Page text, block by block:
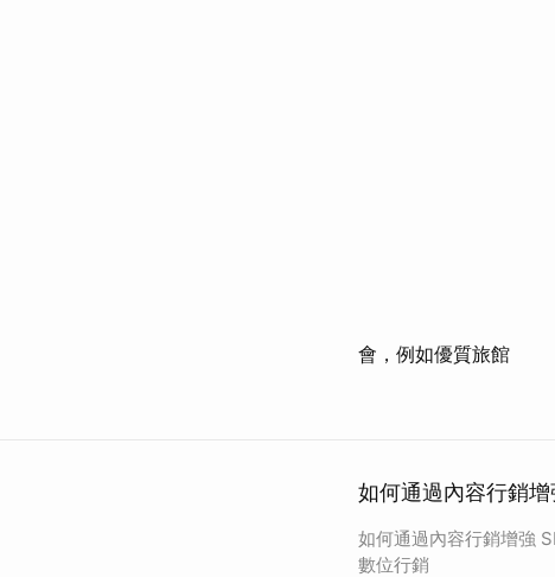
會，例如優質旅館
如何通過內容行銷
如何通過內容行銷增強
數位行銷